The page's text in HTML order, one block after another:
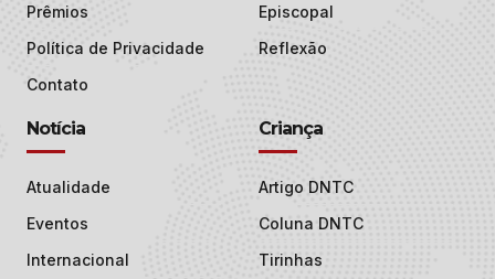
Prêmios
Política de Privacidade
Contato
Episcopal
Reflexão
Notícia
Atualidade
Eventos
Internacional
Criança
Artigo DNTC
Coluna DNTC
Tirinhas